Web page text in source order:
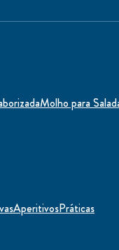
Molho para
AperitivosPráticas